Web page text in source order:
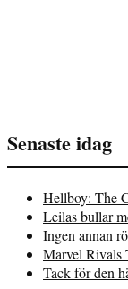
Senaste idag
Hellboy: The
Leilas bullar
Ingen annan
Marvel Rivals
Tack för den